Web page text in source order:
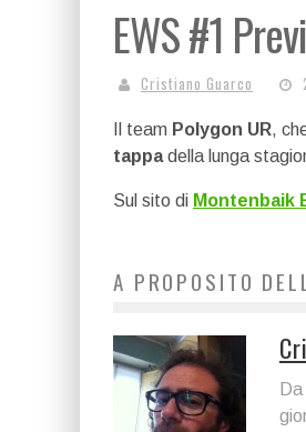
EWS #1
Cristiano Guarco
Il team Polygon UR,
tappadella lunga
Sul sito di Montenbaik
A PROPOSITO